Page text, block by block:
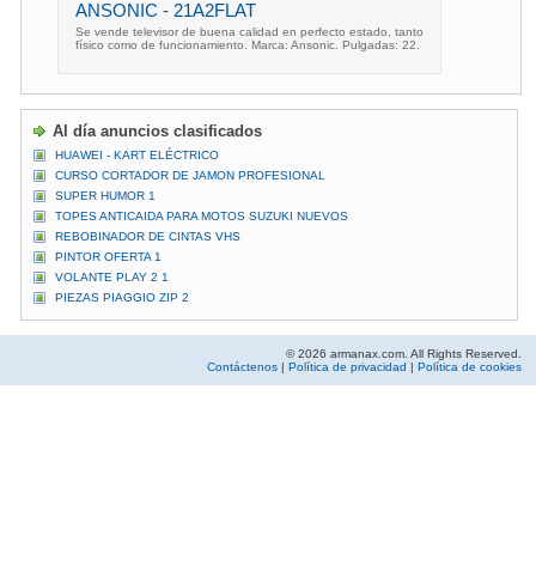
ANSONIC - 21A2FLAT
Se vende televisor de buena calidad en perfecto estado, tanto
físico como de funcionamiento. Marca: Ansonic. Pulgadas: 22.
Al día anuncios clasificados
HUAWEI - KART ELÉCTRICO
CURSO CORTADOR DE JAMON PROFESIONAL
SUPER HUMOR 1
TOPES ANTICAIDA PARA MOTOS SUZUKI NUEVOS
REBOBINADOR DE CINTAS VHS
PINTOR OFERTA 1
VOLANTE PLAY 2 1
PIEZAS PIAGGIO ZIP 2
© 2026 armanax.com. All Rights Reserved.
Contáctenos | Política de privacidad | Política de cookies